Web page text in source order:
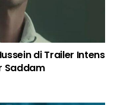
di Trailer Intens
Saddam